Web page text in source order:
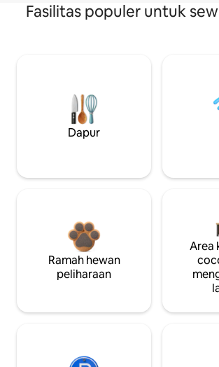
Fasilitas populer untuk
Dapur
Ramah hewan
peliharaan
Area